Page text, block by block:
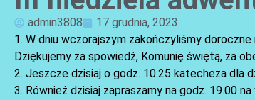
admin3808
17 grudnia, 2023
1. W dniu wczorajszym zakończyliśmy
Dziękujemy za spowiedź, Komunię świętą, za
2. Jeszcze dzisiaj o godz. 10.25 katecheza dla
3. Również dzisiaj zapraszamy na godz. 19.00